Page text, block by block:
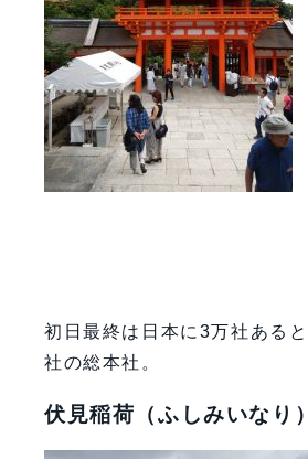
初日最終は日本に3万社ある
社の総本社。
伏見稲荷（ふしみいなり